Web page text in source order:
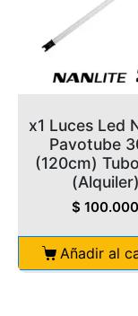
x1 Luces Led
Pavotube
(120cm)
(Alquiler)
$ 100.000
Añadir al